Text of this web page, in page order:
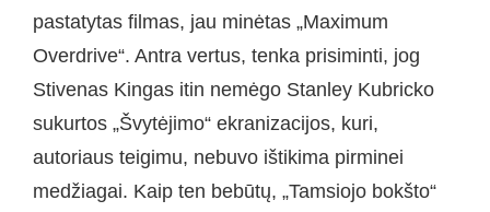
pastatytas filmas, jau minėtas „Maximum
Overdrive“. Antra vertus, tenka prisiminti, jog
Stivenas Kingas itin nemėgo Stanley Kubricko
sukurtos „Švytėjimo“ ekranizacijos, kuri,
autoriaus teigimu, nebuvo ištikima pirminei
medžiagai. Kaip ten bebūtų, „Tamsiojo bokšto“